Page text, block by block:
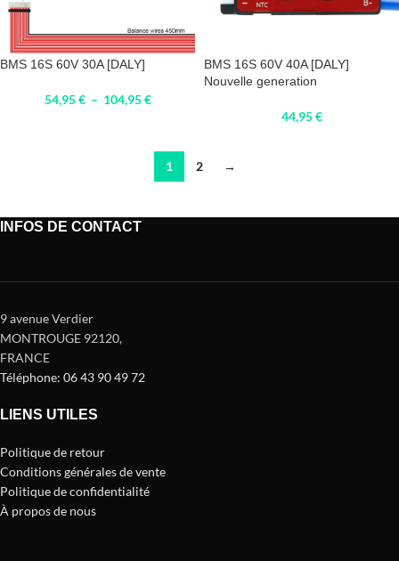
BMS 16S 60V 30A [DALY]
54,95€ – 104,95€
BMS 16S 60V 40A [DALY]
Nouvelle generation
44,95€
1 2 →
INFOS DE CONTACT
9 avenue Verdier
MONTROUGE 92120,
FRANCE
Téléphone: 06 43 90 49 72
LIENS UTILES
Politique de retour
Conditions générales de vente
Politique de confidentialité
À propos de nous